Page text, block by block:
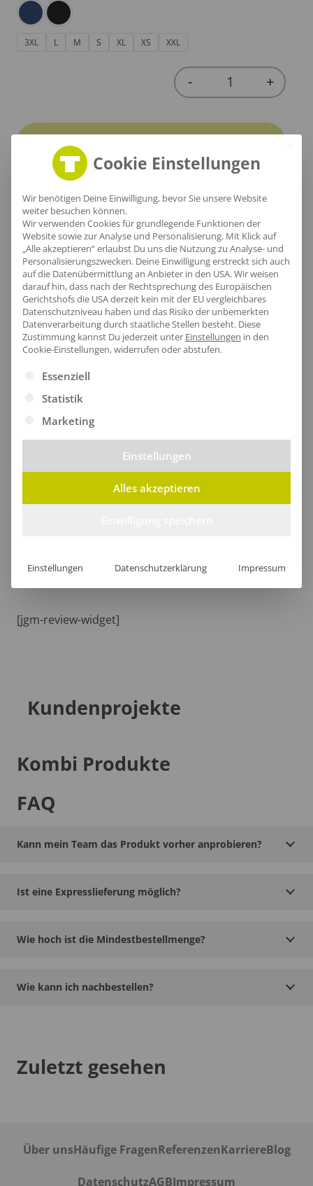
3XL L M S XL XS XXL
Quantity
- +
Produktinfo
Artikel-Nr.:RG203
Geschlecht:Herren
Armlänge:mit Bündchen
Obermaterial:100% Polyester
Grammatur:200 g/m²
Pflegehinweis:
Größentabelle
[jgm-review-widget]
Kundenprojekte
Kombi Produkte
FAQ
Kann mein Team das Produkt vorher anprobieren?
Ist eine Expresslieferung möglich?
Wie hoch ist die Mindestbestellmenge?
Wie kann ich nachbestellen?
Zuletzt gesehen
Über unsHäufige FragenReferenzenKarriereBlog
DatenschutzAGBImpressum
Cookie Einstellungen
Wir benötigen Deine Einwilligung, bevor Sie unsere Website
weiter besuchen können.
Wir verwenden Cookies für grundlegende Funktionen der
Website sowie zur Analyse und Personalisierung. Mit Klick auf
„Alle akzeptieren“ erlaubst Du uns die Nutzung zu Analyse- und
Personalisierungszwecken. Deine Einwilligung erstreckt sich auch
auf die Datenübermittlung an Anbieter in den USA. Wir weisen
darauf hin, dass nach der Rechtsprechung des Europäischen
Gerichtshofs die USA derzeit kein mit der EU vergleichbares
Datenschutzniveau haben und das Risiko der unbemerkten
Datenverarbeitung durch staatliche Stellen besteht. Diese
Zustimmung kannst Du jederzeit unter Einstellungen in den
Cookie-Einstellungen, widerrufen oder abstufen.
Es folgt eine Liste der Service-Gruppen, für die eine
Essenziell
Statistik
Marketing
Einstellungen
Alles akzeptieren
Einstellungen Datenschutzerklärung Impressum